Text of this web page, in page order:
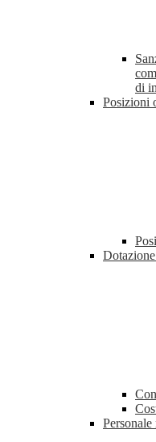
di
Posizioni